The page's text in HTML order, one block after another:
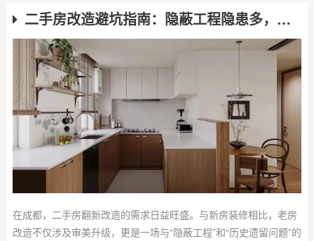
二手房改造避坑指南：隐蔽工程隐患多，水电重做是关键
在成都，二手房翻新改造的需求日益旺盛。与新房装修相比，老房
改造不仅涉及审美升级，更是一场与“隐蔽工程”和“历史遗留问题”的